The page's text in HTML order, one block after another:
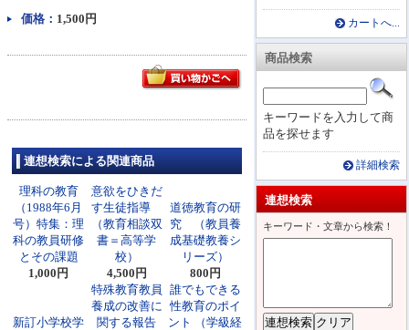
カートへ...
商品検索
キーワードを入力して商
品を探せます
詳細検索
連想検索
キーワード・文章から検索！
価格： 1,500円
連想検索による関連商品
理科の教育
（1988年6月
号）特集：理
科の教員研修
とその課題
1,000円
意欲をひきだ
す生徒指導
（教育相談双
書＝高等学
校）
4,500円
道徳教育の研
究 （教員養
成基礎教養シ
リーズ）
800円
新訂小学校学
特殊教育教員
養成の改善に
関する報告
誰でもできる
性教育のポイ
ント （学級経